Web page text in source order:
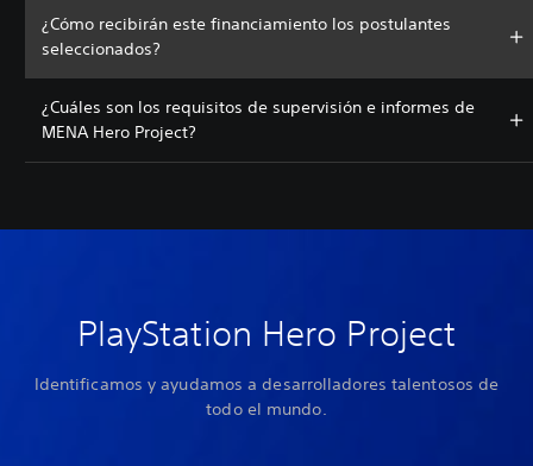
¿Cómo recibirán este financiamiento los postulantes
seleccionados?
¿Cuáles son los requisitos de supervisión e informes de
MENA Hero Project?
PlayStation Hero Project
Identificamos y ayudamos a desarrolladores talentosos de
todo el mundo.